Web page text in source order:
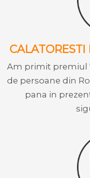
CALATORESTI
Am primit premiul
de persoane din
pana in